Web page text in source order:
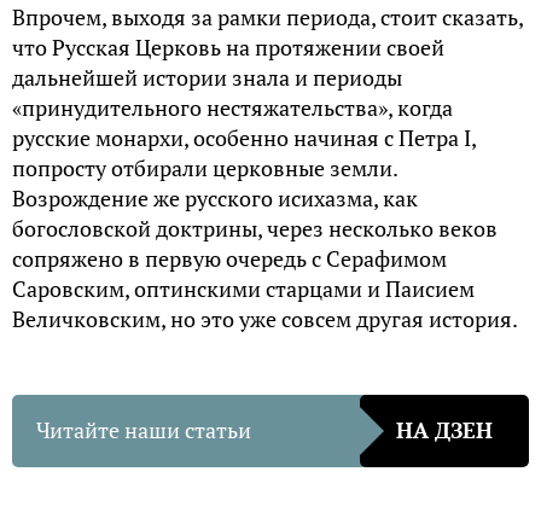
Впрочем, выходя за рамки периода, стоит сказать,
что Русская Церковь на протяжении своей
дальнейшей истории знала и периоды
«принудительного нестяжательства», когда
русские монархи, особенно начиная с Петра I,
попросту отбирали церковные земли.
Возрождение же русского исихазма, как
богословской доктрины, через несколько веков
сопряжено в первую очередь с Серафимом
Саровским, оптинскими старцами и Паисием
Величковским, но это уже совсем другая история.
Читайте наши статьи НА ДЗЕН